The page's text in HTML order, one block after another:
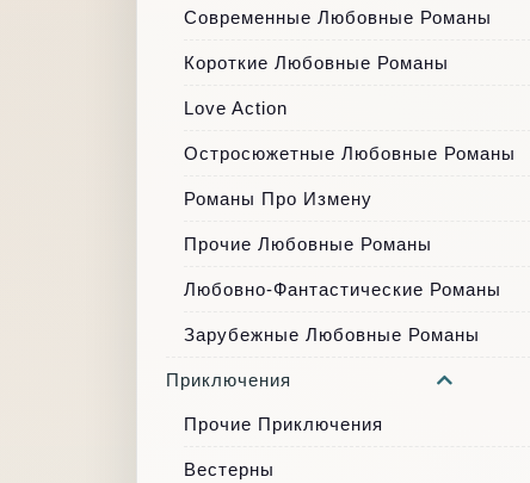
Современные Любовные Романы
Короткие Любовные Романы
Love Action
Остросюжетные Любовные Романы
Романы Про Измену
Прочие Любовные Романы
Любовно-Фантастические Романы
Зарубежные Любовные Романы
Приключения
Прочие Приключения
Вестерны